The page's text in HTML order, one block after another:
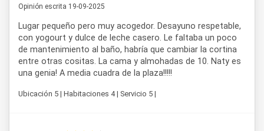
Opinión escrita 19-09-2025
Lugar pequeño pero muy acogedor. Desayuno respetable,
con yogourt y dulce de leche casero. Le faltaba un poco
de mantenimiento al baño, habría que cambiar la cortina
entre otras cositas. La cama y almohadas de 10. Naty es
una genia! A media cuadra de la plaza!!!!!
Ubicación 5 | Habitaciones 4 | Servicio 5 |